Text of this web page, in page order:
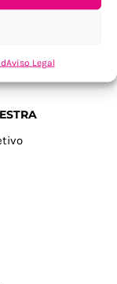
Aviso Legal